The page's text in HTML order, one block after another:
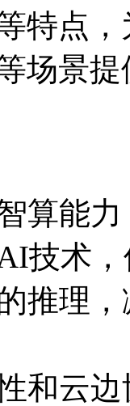
，
场景
算能力
技术
推理
和云